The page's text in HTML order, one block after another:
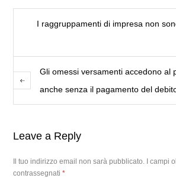
I raggruppamenti di impresa non
Gli omessi versamenti accedono al
anche senza il pagamento del
Leave a Reply
Il tuo indirizzo email non sarà pubblicato.
I campi
contrassegnati*